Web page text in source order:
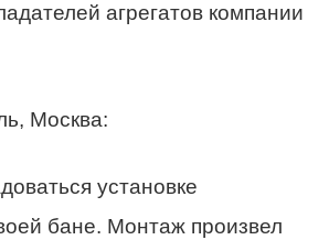
агрегатов компании
Москва:
установке
бане. Монтаж произвел